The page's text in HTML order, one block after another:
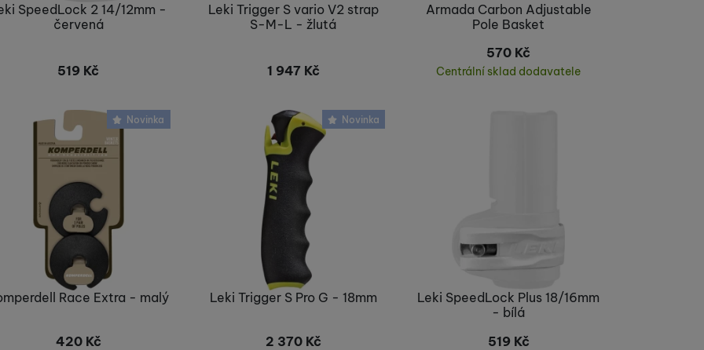
SpeedLock 2 14/12mm -
červená
519 Kč
Leki Trigger S vario V2 strap
S-M-L - žlutá
1 947 Kč
Armada Carbon Adjustable
Pole Basket
570 Kč
Centrální sklad dodavatele
Novinka
Race Extra - malý
420 Kč
Novinka
Leki Trigger S Pro G - 18mm
2 370 Kč
Leki SpeedLock Plus 18/16mm
- bílá
519 Kč